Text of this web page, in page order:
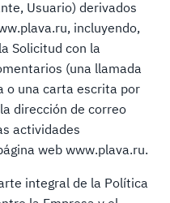
Usuario) derivados
incluyendo,
Solicitud con la
(una llamada
o una carta escrita por
dirección de correo
actividades
web www.plava.ru.
integral de la Política